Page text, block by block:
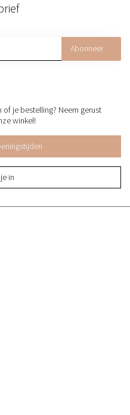
je bestelling? Neem gerust
winkel!
in
Abonneer